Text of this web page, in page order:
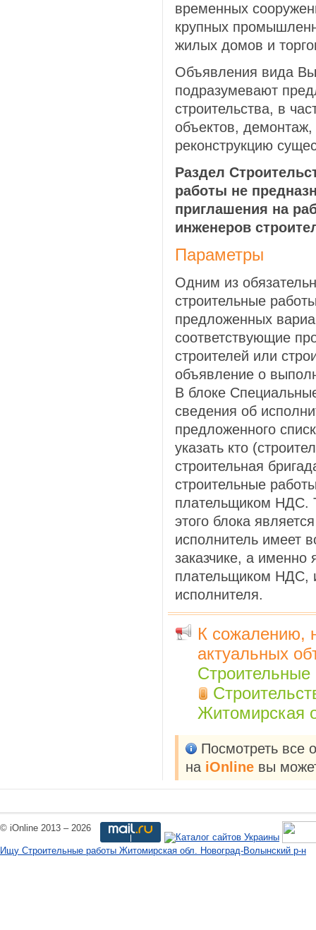
временных
крупных
жилых домов и
Объявления вида
подразумевают
строительства, в
объектов,
реконструкцию
Раздел
работы не
приглашения на
инженеров
Параметры
Одним из
строительные
предложенных
соответствующие
строителей или
объявление о
В блоке
сведения об
предложенного
указать кто
строительная
строительные
плательщиком НДС.
этого блока
исполнитель имеет
заказчике, а именно
плательщиком НДС,
исполнителя.
К сожалению,
актуальных
Строительные
Житомирская
Посмотреть все
на iOnline вы
© iOnline 2013 – 2026
Ищу Строительные работы Житомирская обл. Новоград-Волынский р-н